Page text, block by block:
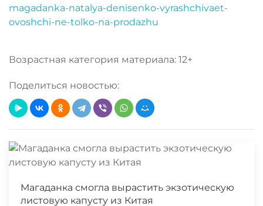
magadanka-natalya-denisenko-vyrashchivaet-
ovoshchi-ne-tolko-na-prodazhu
Возрастная категория материала: 12+
Поделиться новостью:
Магаданка смогла вырастить экзотическую
листовую капусту из Китая